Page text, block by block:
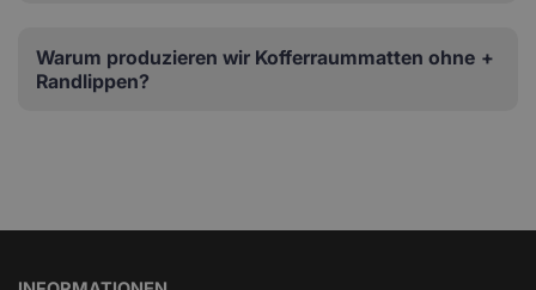
Warum produzieren wir Kofferraummatten ohne
Randlippen?